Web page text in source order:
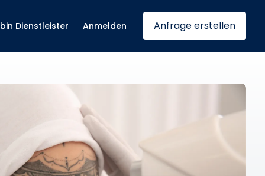
Dienstleister Anmelden Anfrage erstellen